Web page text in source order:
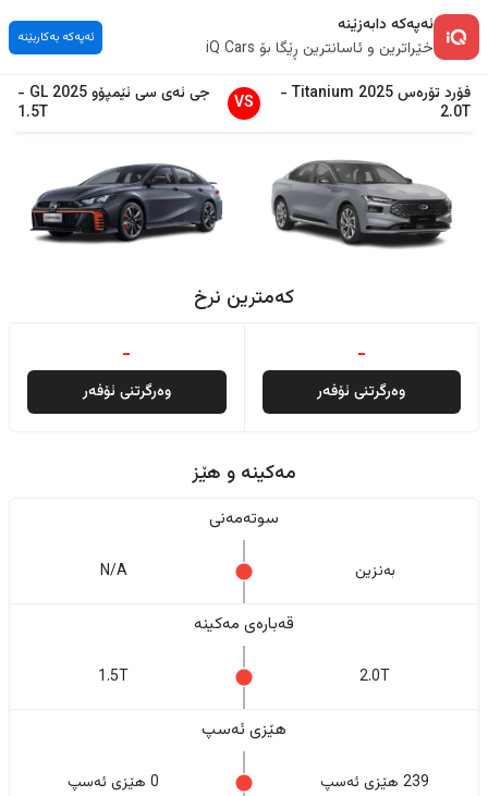
ئەپەکە دابەزێنە
خێراترین و ئاسانترین ڕێگا بۆ iQ Cars
ئەپەکە بەکاربێنە
فۆردتۆرەس2025
Titanium
-
2.0T
VS جی ئەی سی ئێمپۆو2025
GL
-
1.5T
کەمترین نرخ
-
وەرگرتنی ئۆفەر
-
وەرگرتنی ئۆفەر
مەکینە و هێز
سوتەمەنی
بەنزین N/A
قەبارەی مەکینە
2.0T
1.5T
هێزی ئەسپ
239 هێزی ئەسپ 0 هێزی ئەسپ